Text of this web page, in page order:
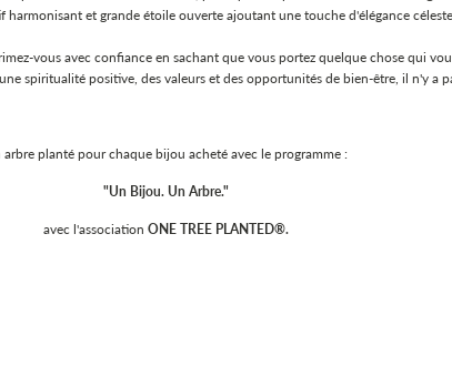
et grande étoile ouverte ajoutant une touche d'élégance
vous avec confiance en sachant que vous portez quelque chose qui
spiritualité positive, des valeurs et des opportunités de bien-être, il n'y a
arbre planté pour chaque bijou acheté avec le programme :
"Un Bijou. Un Arbre."
avec l'association ONE TREE PLANTED®.